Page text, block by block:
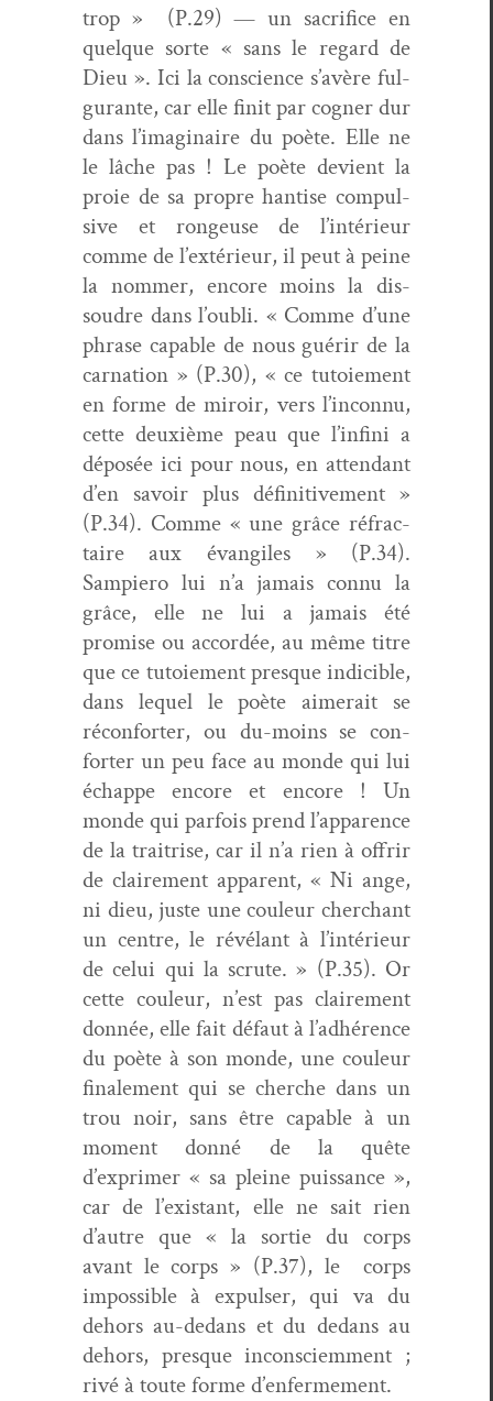
trop » (P.29) — un sac­ri­fice en
quelque sorte « sans le regard de
Dieu ». Ici la con­science s’avère ful­
gu­rante, car elle finit par cogn­er dur
dans l’imaginaire du poète. Elle ne
le lâche pas ! Le poète devient la
proie de sa pro­pre han­tise com­pul­
sive et rongeuse de l’intérieur
comme de l’extérieur, il peut à peine
la nom­mer, encore moins la dis­
soudre dans l’oubli. « Comme d’une
phrase capa­ble de nous guérir de la
car­na­tion » (P.30), « ce tutoiement
en forme de miroir, vers l’inconnu,
cette deux­ième peau que l’infini a
déposée ici pour nous, en atten­dant
d’en savoir plus défini­tive­ment »
(P.34). Comme « une grâce réfrac­
taire aux évangiles » (P.34).
Sampiero lui n’a jamais con­nu la
grâce, elle ne lui a jamais été
promise ou accordée, au même titre
que ce tutoiement presque indi­ci­ble,
dans lequel le poète aimerait se
récon­forter, ou du-moins se con­
forter un peu face au monde qui lui
échappe encore et encore ! Un
monde qui par­fois prend l’apparence
de la traitrise, car il n’a rien à offrir
de claire­ment appar­ent, « Ni ange,
ni dieu, juste une couleur cher­chant
un cen­tre, le révélant à l’intérieur
de celui qui la scrute. » (P.35). Or
cette couleur, n’est pas claire­ment
don­née, elle fait défaut à l’adhérence
du poète à son monde, une couleur
finale­ment qui se cherche dans un
trou noir, sans être capa­ble à un
moment don­né de la quête
d’exprimer « sa pleine puis­sance »,
car de l’existant, elle ne sait rien
d’autre que « la sor­tie du corps
avant le corps » (P.37), le
corps
impos­si­ble à expulser, qui va du
dehors au-dedans et du dedans au
dehors, presque incon­sciem­ment ;
rivé à toute forme d’enfermement.